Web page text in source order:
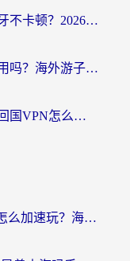
在国外怎么用虎牙不卡顿？2026海外华人亲测有效的回国加速器选择指南
斧牛和加速喵好用吗？海外游子的真实选择困境
马来西亚留学生回国VPN怎么选？3个避坑点+1款实测好用的加速器推荐
Sky光·遇在国外怎么加速玩？海外党亲测有效的国服游戏加速指南